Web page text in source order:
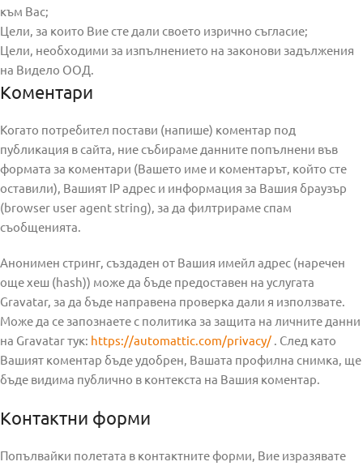
към Вас;
Цели, за които Вие сте дали своето изрично съгласие;
Цели, необходими за изпълнението на законови задължения
на Видело ООД.
Коментари
Когато потребител постави (напише) коментар под
публикация в сайта, ние събираме данните попълнени във
формата за коментари (Вашето име и коментарът, който сте
оставили), Вашият IP адрес и информация за Вашия браузър
(browser user agent string), за да филтрираме спам
съобщенията.
Анонимен стринг, създаден от Вашия имейл адрес (наречен
още хeш (hash)) може да бъде предоставен на услугата
Gravatar, за да бъде направена проверка дали я използвате.
Може да се запознаете с политика за защита на личните данни
на Gravatar тук: https://automattic.com/privacy/ . След като
Вашият коментар бъде удобрен, Вашата профилна снимка, ще
бъде видима публично в контекста на Вашия коментар.
Контактни форми
Попълвайки полетата в контактните форми, Вие изразявате